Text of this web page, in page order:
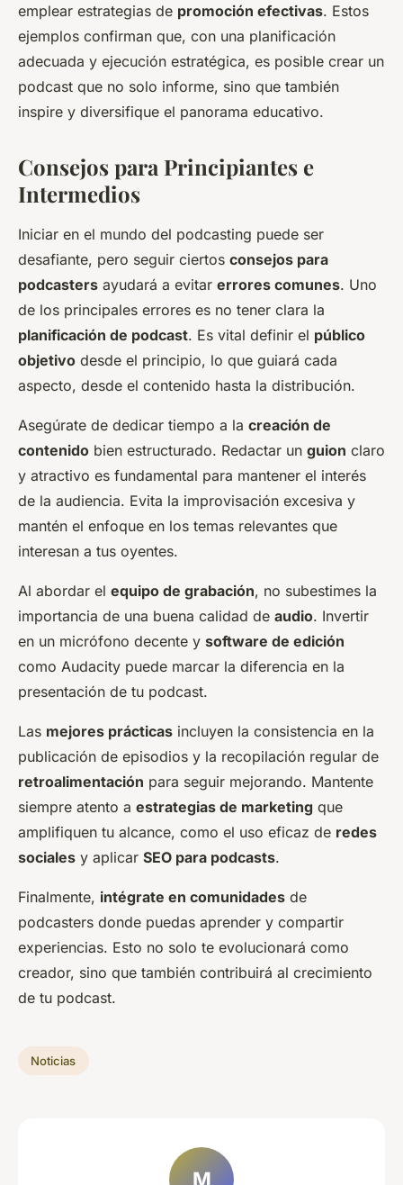
emplear estrategias de promoción efectivas. Estos
ejemplos confirman que, con una planificación
adecuada y ejecución estratégica, es posible crear un
podcast que no solo informe, sino que también
inspire y diversifique el panorama educativo.
Consejos para Principiantes e
Intermedios
Iniciar en el mundo del podcasting puede ser
desafiante, pero seguir ciertos consejos para
podcasters ayudará a evitar errores comunes. Uno
de los principales errores es no tener clara la
planificación de podcast. Es vital definir el público
objetivo desde el principio, lo que guiará cada
aspecto, desde el contenido hasta la distribución.
Asegúrate de dedicar tiempo a la creación de
contenido bien estructurado. Redactar un guion claro
y atractivo es fundamental para mantener el interés
de la audiencia. Evita la improvisación excesiva y
mantén el enfoque en los temas relevantes que
interesan a tus oyentes.
Al abordar el equipo de grabación, no subestimes la
importancia de una buena calidad de audio. Invertir
en un micrófono decente y software de edición
como Audacity puede marcar la diferencia en la
presentación de tu podcast.
Las mejores prácticas incluyen la consistencia en la
publicación de episodios y la recopilación regular de
retroalimentación para seguir mejorando. Mantente
siempre atento a estrategias de marketing que
amplifiquen tu alcance, como el uso eficaz de redes
sociales y aplicar SEO para podcasts.
Finalmente, intégrate en comunidades de
podcasters donde puedas aprender y compartir
experiencias. Esto no solo te evolucionará como
creador, sino que también contribuirá al crecimiento
de tu podcast.
Noticias
M